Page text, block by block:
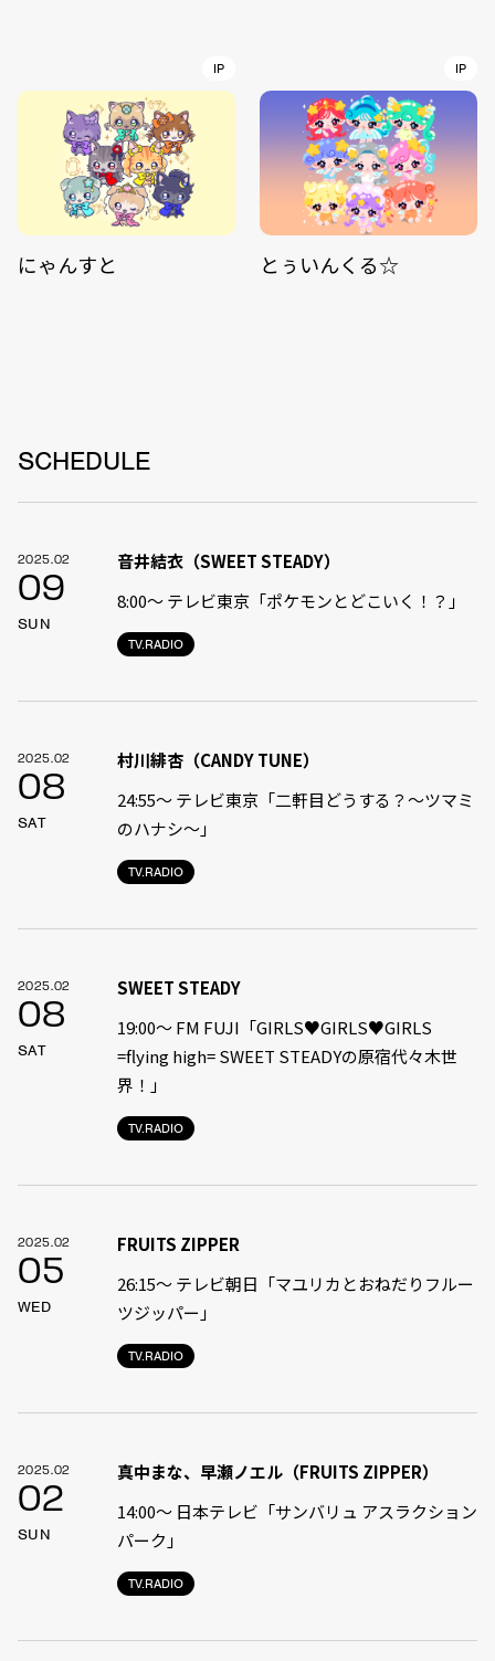
IP
にゃんすと
IP
とぅいんくる☆
SCHEDULE
2025.02
09
SUN
TV.RADIO
音井結衣（SWEET STEADY）
8:00〜 テレビ東京「ポケモンとどこいく！？」
2025.02
08
SAT
TV.RADIO
村川緋杏（CANDY TUNE）
24:55〜 テレビ東京「二軒目どうする？〜ツマミ
のハナシ〜」
2025.02
08
SAT
TV.RADIO
SWEET STEADY
19:00〜 FM FUJI「GIRLS♥GIRLS♥GIRLS
=flying high= SWEET STEADYの原宿代々木世
界！」
2025.02
05
WED
TV.RADIO
FRUITS ZIPPER
26:15～ テレビ朝日「マユリカとおねだりフルー
ツジッパー」
2025.02
02
SUN
TV.RADIO
真中まな、早瀬ノエル（FRUITS ZIPPER）
14:00〜 日本テレビ「サンバリュ アスラクション
パーク」